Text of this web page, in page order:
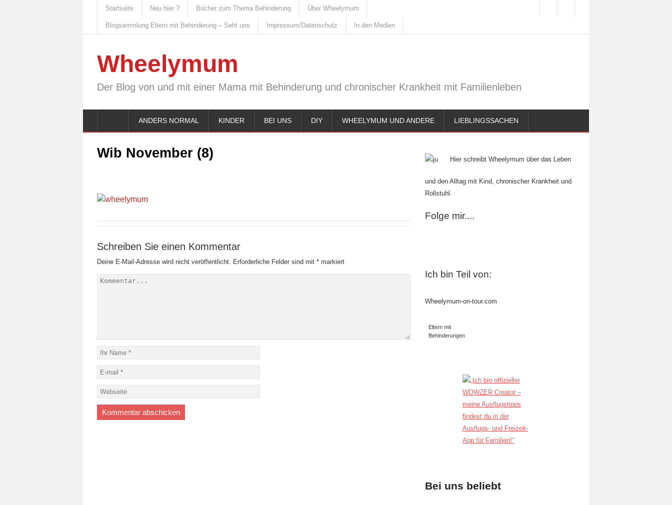
Startseite Neu hier ? Bücher zum Thema Behinderung Über Wheelymum
Blogsammlung Eltern mit Behinderung – Seht uns Impressum/Datenschutz In den Medien
Wheelymum
Der Blog von und mit einer Mama mit Behinderung und chronischer Krankheit mit Familienleben
ANDERS NORMAL KINDER BEI UNS DIY WHEELYMUM UND ANDERE LIEBLINGSSACHEN
Wib November (8)
Schreiben Sie einen Kommentar
Deine E-Mail-Adresse wird nicht veröffentlicht. Erforderliche Felder sind mit * markiert
Hier schreibt Wheelymum über das Leben
und den Alltag mit Kind, chronischer Krankheit und
Rollstuhl.
Folge mir....
Ich bin Teil von:
Wheelymum-on-tour.com
Eltern mit
Behinderungen
Bei uns beliebt